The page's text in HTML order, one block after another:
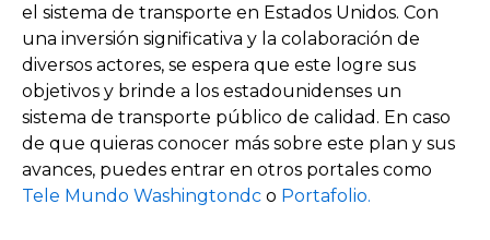
el sistema de transporte en Estados Unidos. Con
una inversión significativa y la colaboración de
diversos actores, se espera que este logre sus
objetivos y brinde a los estadounidenses un
sistema de transporte público de calidad. En caso
de que quieras conocer más sobre este plan y sus
avances, puedes entrar en otros portales como
Tele Mundo Washingtondc o Portafolio.